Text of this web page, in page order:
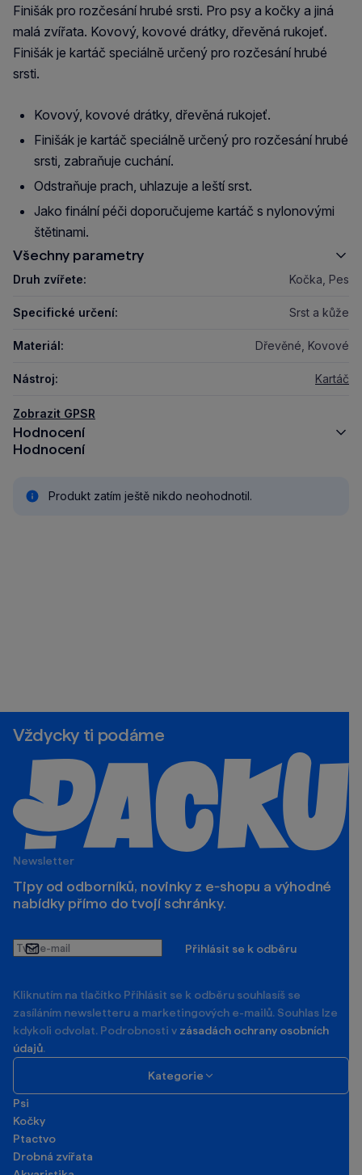
Finišák pro rozčesání hrubé srsti. Pro psy a kočky a jiná
malá zvířata. Kovový, kovové drátky, dřevěná rukojeť.
Finišák je kartáč speciálně určený pro rozčesání hrubé
srsti.
Kovový, kovové drátky, dřevěná rukojeť.
Finišák je kartáč speciálně určený pro rozčesání hrubé
srsti, zabraňuje cuchání.
Odstraňuje prach, uhlazuje a leští srst.
Jako finální péči doporučujeme kartáč s nylonovými
štětinami.
Všechny parametry
Druh zvířete: Kočka, Pes
Specifické určení: Srst a kůže
Materiál: Dřevěné, Kovové
Nástroj: Kartáč
Zobrazit GPSR
Hodnocení
Hodnocení
Produkt zatím ještě nikdo neohodnotil.
Vždycky ti podáme
Newsletter
Tipy od odborníků, novinky z e‑shopu a výhodné
nabídky přímo do tvojí schránky.
Tvůj
e-
Přihlásit se k odběru
Kliknutím na tlačítko Příhlásit se k odběru souhlasíš se
zasíláním newsletteru a marketingových e-mailů. Souhlas lze
kdykoli odvolat. Podrobnosti v zásadách ochrany osobních
údajů.
Kategorie
Psi
Kočky
Ptactvo
Drobná zvířata